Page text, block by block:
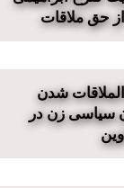
از حق ملاقات
شدن
سیاسی زن در